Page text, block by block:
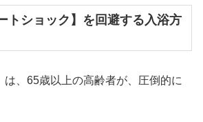
トショック】を回避する入浴方
は、65歳以上の高齢者が、圧倒的に